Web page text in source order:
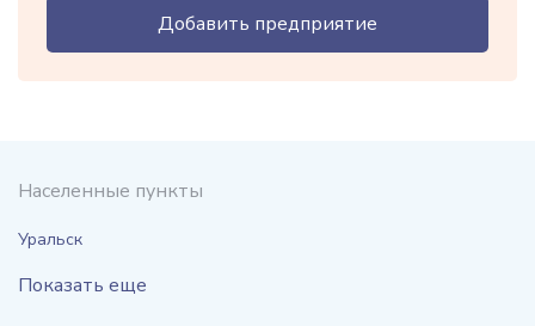
Добавить предприятие
Населенные пункты
Уральск
Показать еще